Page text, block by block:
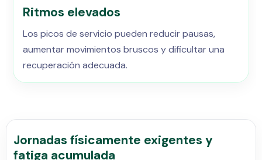
Ritmos elevados
Los picos de servicio pueden reducir pausas,
aumentar movimientos bruscos y dificultar una
recuperación adecuada.
Jornadas físicamente exigentes y
fatiga acumulada